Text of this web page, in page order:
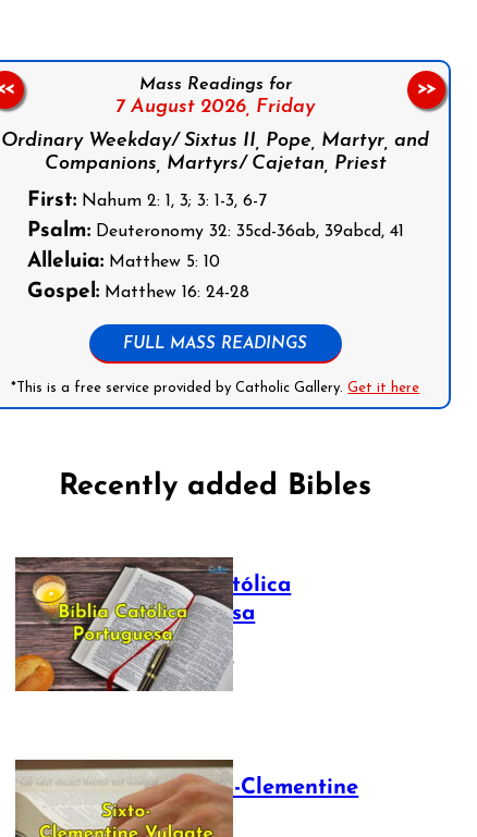
Mass Readings for
7 August 2026, Friday
Ordinary Weekday/ Sixtus II, Pope, Martyr, and
Companions, Martyrs/ Cajetan, Priest
First:Nahum 2: 1, 3; 3: 1-3, 6-7
Psalm:Deuteronomy 32: 35cd-36ab, 39abcd, 41
Alleluia:Matthew 5: 10
Gospel:Matthew 16: 24-28
FULL MASS READINGS
*This is a free service provided by Catholic Gallery.Get it here
>>
Recently added Bibles
Bíblia Católica
Portuguesa
July 16, 2025
The Sixto-Clementine
Vulgate